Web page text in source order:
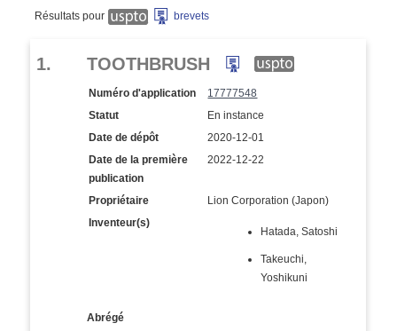
Résultats pour brevets
1. TOOTHBRUSH
Numéro d'application
17777548
Statut
En instance
Date de dépôt
2020-12-01
Date de la première
publication
2022-12-22
Propriétaire
Lion Corporation (Japon)
Inventeur(s)
Hatada, Satoshi
Takeuchi,
Yoshikuni
Abrégé